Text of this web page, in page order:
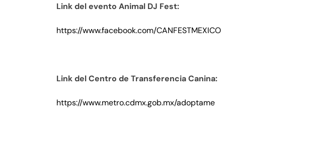
Link del evento Animal DJ Fest:
https://www.facebook.com/CANFESTMEXICO
Link del Centro de Transferencia Canina:
https://www.metro.cdmx.gob.mx/adoptame